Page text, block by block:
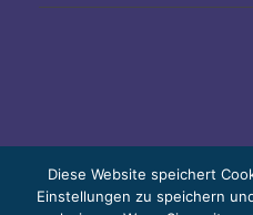
Diese Website speichert
Einstellungen zu speichern